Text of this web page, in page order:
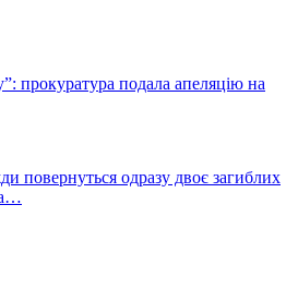
прокуратура подала апеляцію на
повернуться одразу двоє загиблих